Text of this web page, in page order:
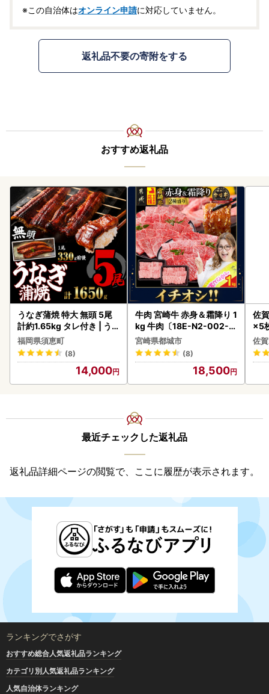
※この自治体はオンライン申請に対応していません。
返礼品不要の寄附をする
おすすめ返礼品
うなぎ蒲焼 特大 無頭 5尾
計約1.65kg タレ付き | う
なぎ蒲焼
福岡県須恵町
(8)
14,000
牛肉 宮崎牛 赤身＆霜降り 1
kg 牛肉〔18E-N2-002-1
kg-S4A6-CF〕
宮崎県都城市
(8)
18,500
佐
×5
佐
最近チェックした返礼品
返礼品詳細ページの閲覧で、ここに履歴が表示されます。
ランキングでさがす
おすすめ総合人気返礼品ランキング
カテゴリ別人気返礼品ランキング
人気自治体ランキング